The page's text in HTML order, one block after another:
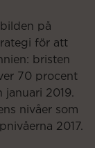
på
för att
bristen
70 procent
2019.
nivåer som
2017.